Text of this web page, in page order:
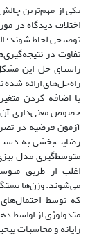
یکی از مهم‌ترین
اختلاف دیدگاه در
توضیحی لحاظ شوند؛
تفاوت در
راستای حل این
راه‌حل‌های ارائه شده
یا اضافه کردن
خصوص معنی‌داری
آزمون فرضیه در
رضایت‌بخشی به دست
اغلب از طریق
می‌شوند. وزن‌ها
که توسط
رایانه و محاسبات